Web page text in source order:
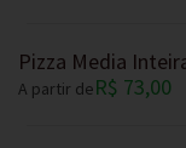
Pizza Media
A partir deR$ 73,00